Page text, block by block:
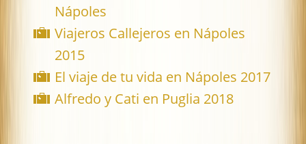
Nápoles
Viajeros Callejeros en Nápoles
2015
El viaje de tu vida en Nápoles 2017
Alfredo y Cati en Puglia 2018